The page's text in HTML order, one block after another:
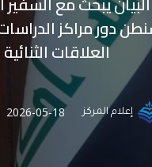
دور مراكز
العلاقات الثنائية
إعلام المركز 2026-05-18